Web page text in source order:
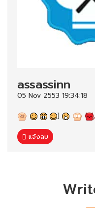
assassinn
05 Nov 2553 19:34:18
]
แจ้งลบ